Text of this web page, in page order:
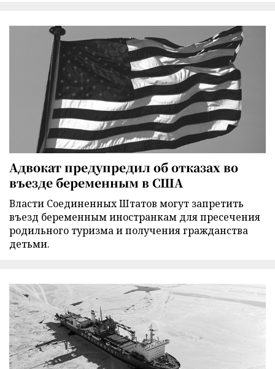
Адвокат предупредил об отказах во
въезде беременным в США
Власти Соединенных Штатов могут запретить
въезд беременным иностранкам для пресечения
родильного туризма и получения гражданства
детьми.